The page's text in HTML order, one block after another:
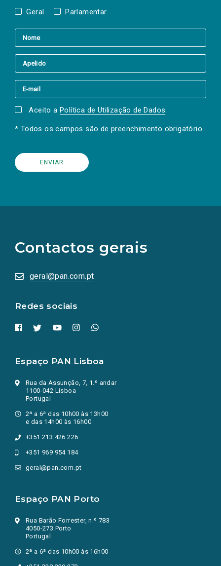
Geral Parlamentar
Aceito a Política de Utilização de Dados.
* Todos os campos são de preenchimento obrigatório.
Contactos gerais
geral@pan.com.pt
Redes sociais
redes
sociais
numa
nova
Espaço PAN Lisboa
Rua da Assunção, 7, 1.º andar
1100-042 Lisboa
Portugal
2ª a 6ª das 10h00 às 13h00
e das 14h00 às 16h00
+351 213 426 226
+351 969 954 184
geral@pan.com.pt
Espaço PAN Porto
Rua Barão Forrester, n.º 783
4050-273 Porto
Portugal
2ª a 6ª das 10h00 às 16h00